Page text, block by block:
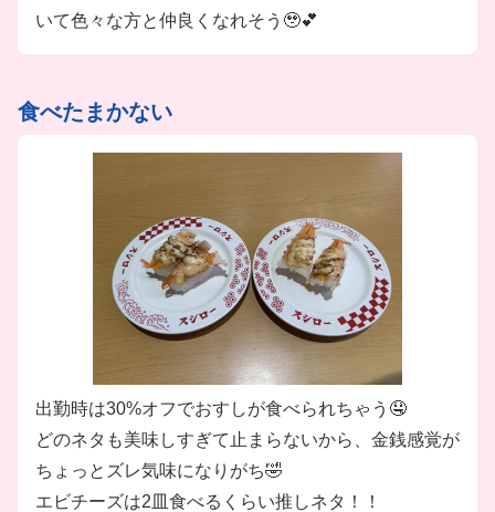
いて色々な方と仲良くなれそう🥹💕
食べたまかない
出勤時は30%オフでおすしが食べられちゃう🤤
どのネタも美味しすぎて止まらないから、金銭感覚が
ちょっとズレ気味になりがち🤣
エビチーズは2皿食べるくらい推しネタ！！